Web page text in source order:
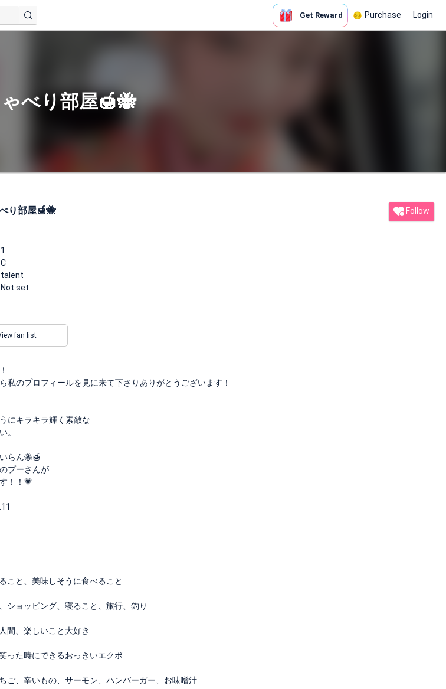
Get Reward Purchase Login
べり部屋🍯🐝
り部屋🍯🐝 Follow
1
C
talent
Not set
fan list
私のプロフィールを見に来て下さりありがとうございます！
にキラキラ輝く素敵な
。
らん🐝🍯
プーさんが
！！💗
と、美味しそうに食べること
ョッピング、寝ること、旅行、釣り
、楽しいこと大好き
た時にできるおっきいエクボ
、辛いもの、サーモン、ハンバーガー、お味噌汁